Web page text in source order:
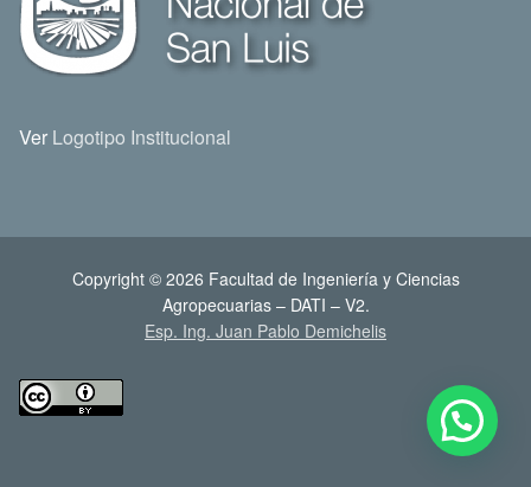
Ver Logotipo Institucional
Copyright © 2026 Facultad de Ingeniería y Ciencias
Agropecuarias – DATI – V2.
Esp. Ing. Juan Pablo Demichelis